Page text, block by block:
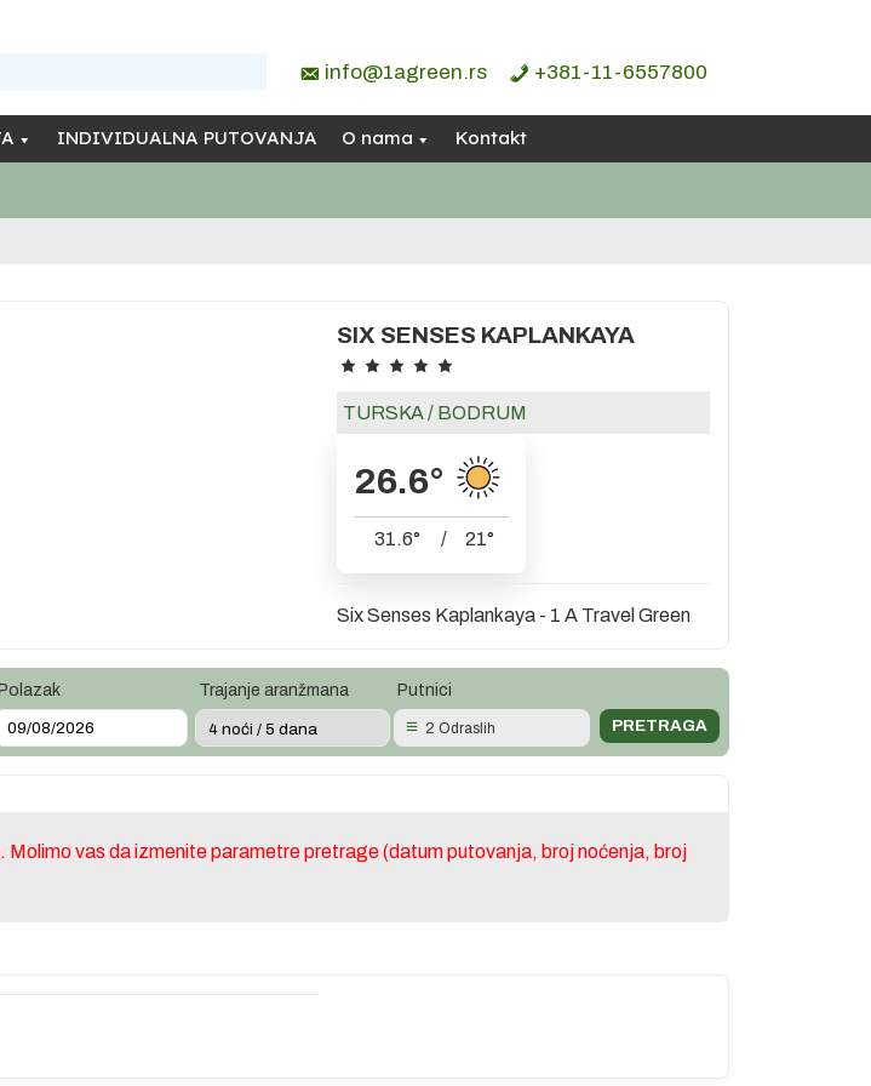
info@1agreen.rs +381-11-6557800
INDIVIDUALNA PUTOVANJA O nama Kontakt
SIX SENSES KAPLANKAYA
TURSKA/ BODRUM
26.6°
31.6° / 21°
Six Senses Kaplankaya - 1 A Travel Green
Polazak Trajanje aranžmana Putnici
2 Odraslih
vas da izmenite parametre pretrage (datum putovanja, broj noćenja, broj